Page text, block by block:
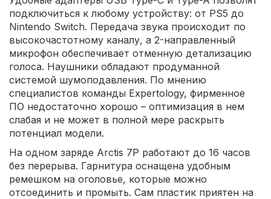
подключиться к любому устройству: от PS5 до
Nintendo Switch. Передача звука происходит по
высокочастотному каналу, а 2-направленный
микрофон обеспечивает отменную детализацию
голоса. Наушники обладают продуманной
системой шумоподавления. По мнению
специалистов команды Expertology, фирменное
ПО недостаточно хорошо – оптимизация в нем
слабая и не может в полной мере раскрыть
потенциал модели.
На одном заряде Arctis 7P работают до 16 часов
без перерыва. Гарнитура оснащена удобным
ремешком на оголовье, которые можно
отсоединить и промыть. Сам пластик приятен на